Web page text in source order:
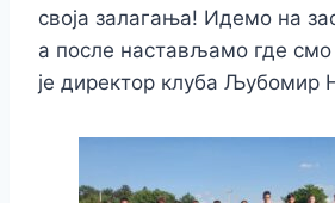
своја залагања! Идемо на
а после настављамо где смо
је директор клуба Љубомир